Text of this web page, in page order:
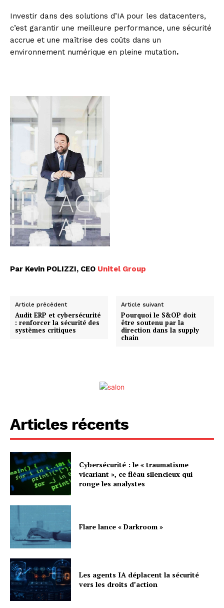
Investir dans des solutions d’IA pour les datacenters,
c’est garantir une meilleure performance, une sécurité
accrue et une maîtrise des coûts dans un
environnement numérique en pleine mutation.
Par Kevin POLIZZI, CEO Unitel Group
Article précédent
Audit ERP et cybersécurité
: renforcer la sécurité des
systèmes critiques
Article suivant
Pourquoi le S&OP doit
être soutenu par la
direction dans la supply
chain
Articles récents
Cybersécurité : le « traumatisme
vicariant », ce fléau silencieux qui
ronge les analystes
Flare lance « Darkroom »
Les agents IA déplacent la sécurité
vers les droits d’action